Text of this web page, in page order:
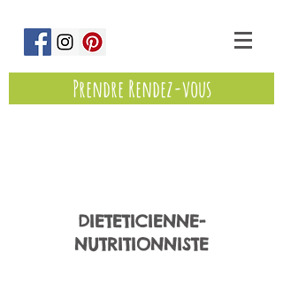
Prendre Rendez-vous
DIETETICIENNE-
NUTRITIONNISTE